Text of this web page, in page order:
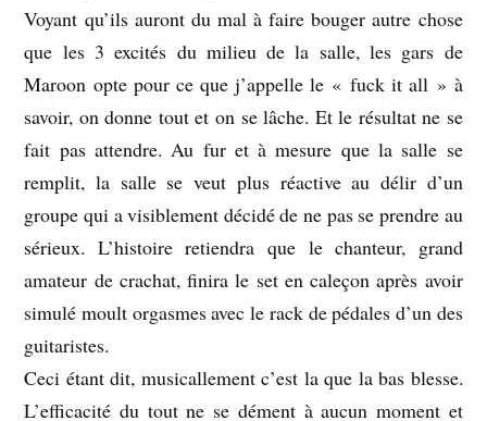
Voyant qu’ils auront du mal à faire bouger autre chose
que les 3 excités du milieu de la salle, les gars de
Maroon opte pour ce que j’appelle le « fuck it all » à
savoir, on donne tout et on se lâche. Et le résultat ne se
fait pas attendre. Au fur et à mesure que la salle se
remplit, la salle se veut plus réactive au délir d’un
groupe qui a visiblement décidé de ne pas se prendre au
sérieux. L’histoire retiendra que le chanteur, grand
amateur de crachat, finira le set en caleçon après avoir
simulé moult orgasmes avec le rack de pédales d’un des
guitaristes.
Ceci étant dit, musicallement c’est la que la bas blesse.
L’efficacité du tout ne se dément à aucun moment et